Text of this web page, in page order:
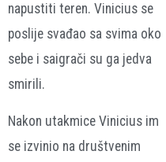
napustiti teren. Vinicius se
poslije svađao sa svima oko
sebe i saigrači su ga jedva
smirili.
Nakon utakmice Vinicius im
se izvinio na društvenim